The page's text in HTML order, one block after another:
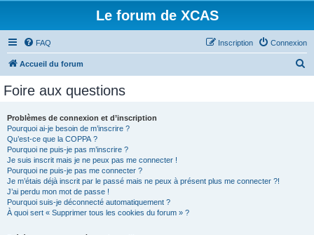
Le forum de XCAS
FAQ Connexion
Inscription
Accueil du forum
Foire aux questions
Problèmes de connexion et d’inscription
Pourquoi ai-je besoin de m’inscrire ?
Qu’est-ce que la COPPA ?
Pourquoi ne puis-je pas m’inscrire ?
Je suis inscrit mais je ne peux pas me connecter !
Pourquoi ne puis-je pas me connecter ?
Je m’étais déjà inscrit par le passé mais ne peux à présent plus me connecter ?!
J’ai perdu mon mot de passe !
Pourquoi suis-je déconnecté automatiquement ?
À quoi sert « Supprimer tous les cookies du forum » ?